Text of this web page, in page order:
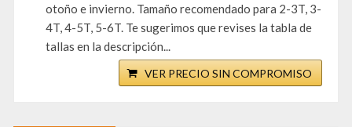
otoño e invierno. Tamaño recomendado para 2-3T, 3-
4T, 4-5T, 5-6T. Te sugerimos que revises la tabla de
tallas en la descripción...
VER PRECIO SIN COMPROMISO